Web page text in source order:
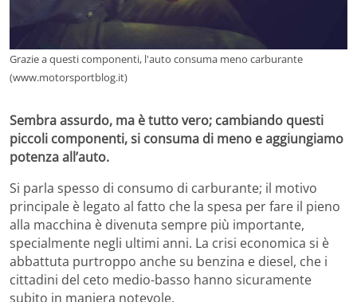
Grazie a questi componenti, l'auto consuma meno carburante
(www.motorsportblog.it)
Sembra assurdo, ma è tutto vero; cambiando questi
piccoli componenti, si consuma di meno e aggiungiamo
potenza all’auto.
Si parla spesso di consumo di carburante; il motivo
principale è legato al fatto che la spesa per fare il pieno
alla macchina è divenuta sempre più importante,
specialmente negli ultimi anni. La crisi economica si è
abbattuta purtroppo anche su benzina e diesel, che i
cittadini del ceto medio-basso hanno sicuramente
subito in maniera notevole.